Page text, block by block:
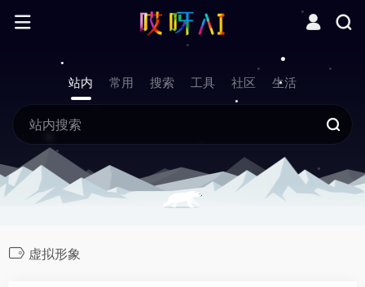
站内 常用 搜索 工具 社区 生活
虚拟形象